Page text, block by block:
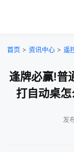
首页 > 资讯中心 > 遥
逢牌必赢!普
打自动桌
发